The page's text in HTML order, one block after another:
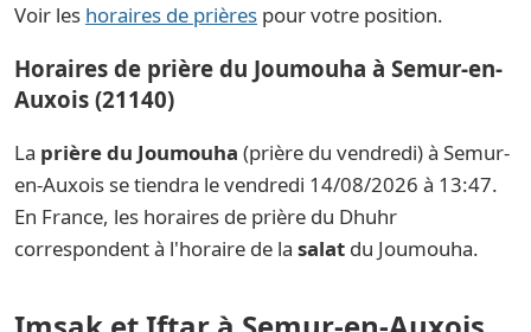
Voir les horaires de prières pour votre position.
Horaires de prière du Joumouha à Semur-en-
Auxois (21140)
La prière du Joumouha (prière du vendredi) à Semur-
en-Auxois se tiendra le vendredi 14/08/2026 à 13:47.
En France, les horaires de prière du Dhuhr
correspondent à l'horaire de la salat du Joumouha.